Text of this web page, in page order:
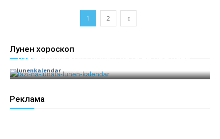
1 2
Лунен хороскоп
Лунен хороскоп според дата на раждане
lunenkalendar 71
Реклама